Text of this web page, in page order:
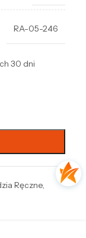
RA-05-246
30 dni
Ręczne,